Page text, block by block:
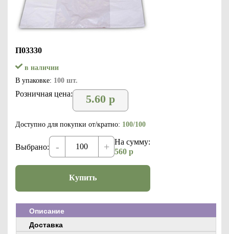
П03330
в наличии
В упаковке: 100 шт.
Розничная цена: 5.60 р
Доступно для покупки от/кратно: 100/100
Выбрано: - +
На сумму:
560 р
Купить
Описание
Доставка